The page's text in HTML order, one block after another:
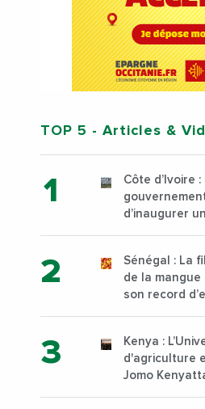
TOP 5 - Articles &
Côte d’Ivoire :
d’inaugurer
Sénégal : La
de la
son record
Kenya :
d'agriculture
Jomo